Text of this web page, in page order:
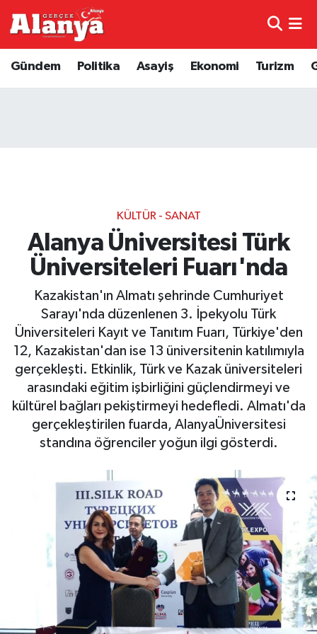
Gündem Politika Asayiş Ekonomi Turizm
KÜLTÜR - SANAT
Alanya Üniversitesi Türk
Üniversiteleri Fuarı'nda
Kazakistan'ın Almatı şehrinde Cumhuriyet
Sarayı'nda düzenlenen 3. İpekyolu Türk
Üniversiteleri Kayıt ve Tanıtım Fuarı, Türkiye'den
12, Kazakistan'dan ise 13 üniversitenin katılımıyla
gerçekleşti. Etkinlik, Türk ve Kazak üniversiteleri
arasındaki eğitim işbirliğini güçlendirmeyi ve
kültürel bağları pekiştirmeyi hedefledi. Almatı'da
gerçekleştirilen fuarda, AlanyaÜniversitesi
standına öğrenciler yoğun ilgi gösterdi.
Genel
Diğer
Dünya
Ekonomi
Gizlilik İlkeleri - Privacy Policy
Güncel
Gündem
Politika
Spor
Turizm
Trafik Durumu
Haber Arşivi